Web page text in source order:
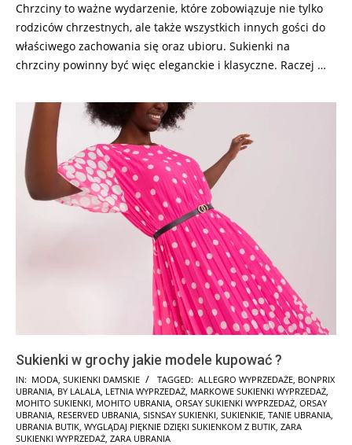
Chrzciny to ważne wydarzenie, które zobowiązuje nie tylko
rodziców chrzestnych, ale także wszystkich innych gości do
właściwego zachowania się oraz ubioru. Sukienki na
chrzciny powinny być więc eleganckie i klasyczne. Raczej …
Sukienki w grochy jakie modele kupować ?
2024-
12-
02
IN: MODA SUKIENKI DAMSKIE TAGGED: ALLEGRO WYPRZEDAŻE BONPRIX
UBRANIA BY LALALA LETNIA WYPRZEDAŻ MARKOWE SUKIENKI WYPRZEDAŻ
MOHITO SUKIENKI MOHITO UBRANIA ORSAY SUKIENKI WYPRZEDAŻ ORSAY
UBRANIA RESERVED UBRANIA SISNSAY SUKIENKI SUKIENKIE TANIE UBRANIA
UBRANIA BUTIK WYGLĄDAJ PIĘKNIE DZIĘKI SUKIENKOM Z BUTIK ZARA
SUKIENKI WYPRZEDAŻ ZARA UBRANIA